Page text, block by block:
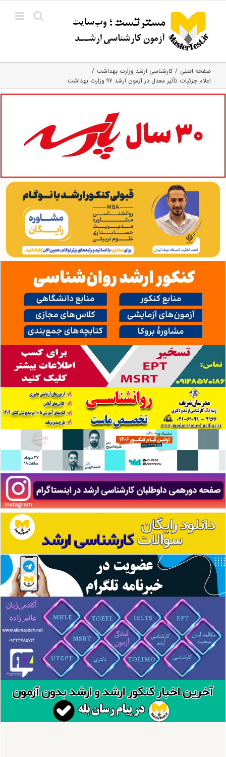
content
صفحه اصلی
کارشناسی ارشد وزارت بهداشت
اعلام جزئیات تأثیر معدل در آزمون ارشد ۹۷ وزارت بهداشت